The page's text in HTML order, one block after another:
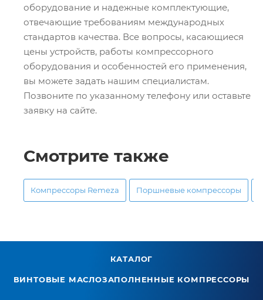
оборудование и надежные комплектующие,
отвечающие требованиям международных
стандартов качества. Все вопросы, касающиеся
цены устройств, работы компрессорного
оборудования и особенностей его применения,
вы можете задать нашим специалистам.
Позвоните по указанному телефону или оставьте
заявку на сайте.
Смотрите также
Компрессоры Remeza Поршневые компрессоры
КАТАЛОГ
ВИНТОВЫЕ МАСЛОЗАПОЛНЕННЫЕ КОМПРЕССОРЫ